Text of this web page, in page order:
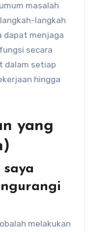
masalah
langkah
dapat menjaga
secara
dalam setiap
hingga
yang
melakukan